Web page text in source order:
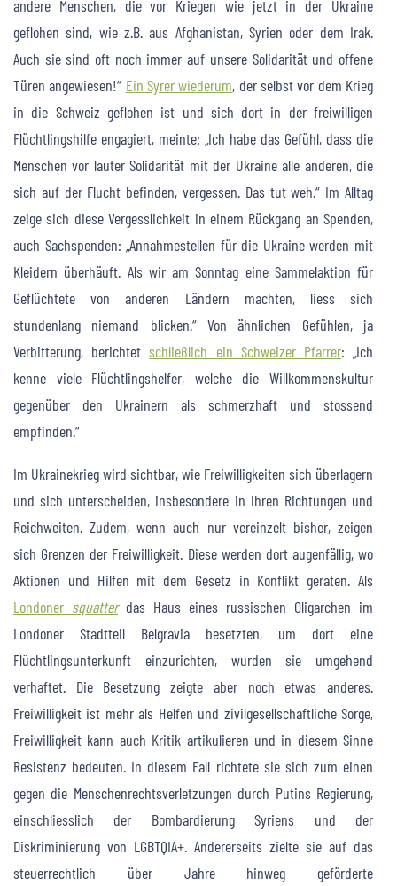
andere Menschen, die vor Kriegen wie jetzt in der Ukraine
geflohen sind, wie z.B. aus Afghanistan, Syrien oder dem Irak.
Auch sie sind oft noch immer auf unsere Solidarität und offene
Türen angewiesen!“ Ein Syrer wiederum, der selbst vor dem Krieg
in die Schweiz geflohen ist und sich dort in der freiwilligen
Flüchtlingshilfe engagiert, meinte: „Ich habe das Gefühl, dass die
Menschen vor lauter Solidarität mit der Ukraine alle anderen, die
sich auf der Flucht befinden, vergessen. Das tut weh.“ Im Alltag
zeige sich diese Vergesslichkeit in einem Rückgang an Spenden,
auch Sachspenden: „Annahmestellen für die Ukraine werden mit
Kleidern überhäuft. Als wir am Sonntag eine Sammelaktion für
Geflüchtete von anderen Ländern machten, liess sich
stundenlang niemand blicken.“ Von ähnlichen Gefühlen, ja
Verbitterung, berichtetschließlich ein Schweizer Pfarrer: „Ich
kenne viele Flüchtlingshelfer, welche die Willkommenskultur
gegenüber den Ukrainern als schmerzhaft und stossend
empfinden.“
Im Ukrainekrieg wird sichtbar, wie Freiwilligkeiten sich überlagern
und sich unterscheiden, insbesondere in ihren Richtungen und
Reichweiten. Zudem, wenn auch nur vereinzelt bisher, zeigen
sich Grenzen der Freiwilligkeit. Diese werden dort augenfällig, wo
Aktionen und Hilfen mit dem Gesetz in Konflikt geraten. Als
Londoner squatterdas Haus eines russischen Oligarchen im
Londoner Stadtteil Belgravia besetzten, um dort eine
Flüchtlingsunterkunft einzurichten, wurden sie umgehend
verhaftet. Die Besetzung zeigte aber noch etwas anderes.
Freiwilligkeit ist mehr als Helfen und zivilgesellschaftliche Sorge,
Freiwilligkeit kann auch Kritik artikulieren und in diesem Sinne
Resistenz bedeuten. In diesem Fall richtete sie sich zum einen
gegen die Menschenrechtsverletzungen durch Putins Regierung,
einschliesslich der Bombardierung Syriens und der
Diskriminierung von LGBTQIA+. Andererseits zielte sie auf das
steuerrechtlich über Jahre hinweg geförderte